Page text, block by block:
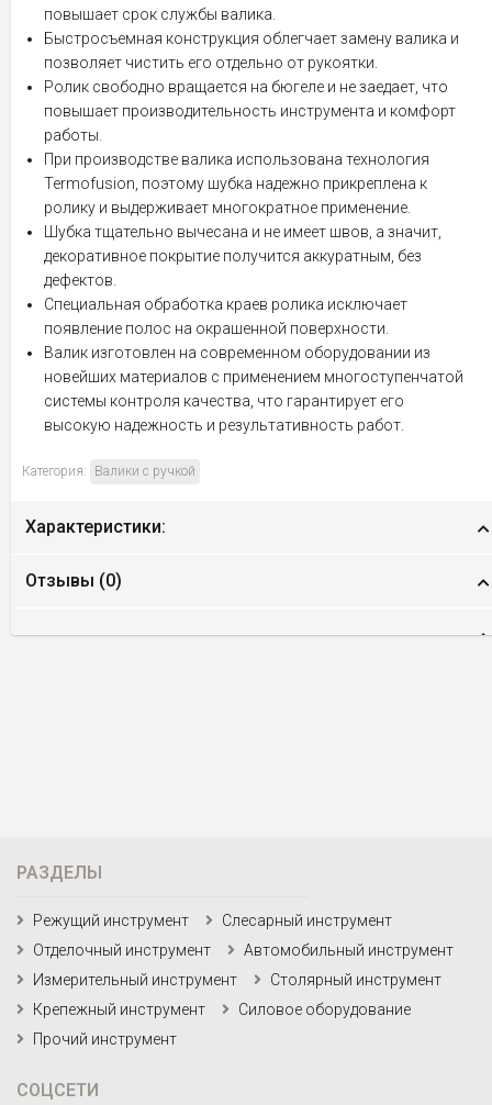
повышает срок службы валика.
Быстросъемная конструкция облегчает замену валика и
позволяет чистить его отдельно от рукоятки.
Ролик свободно вращается на бюгеле и не заедает, что
повышает производительность инструмента и комфорт
работы.
При производстве валика использована технология
Termofusion, поэтому шубка надежно прикреплена к
ролику и выдерживает многократное применение.
Шубка тщательно вычесана и не имеет швов, а значит,
декоративное покрытие получится аккуратным, без
дефектов.
Специальная обработка краев ролика исключает
появление полос на окрашенной поверхности.
Валик изготовлен на современном оборудовании из
новейших материалов с применением многоступенчатой
системы контроля качества, что гарантирует его
высокую надежность и результативность работ.
Категория: Валики с ручкой
Характеристики:
Отзывы (0)
РАЗДЕЛЫ
Режущий инструмент
Слесарный инструмент
Отделочный инструмент
Автомобильный инструмент
Измерительный инструмент
Столярный инструмент
Крепежный инструмент
Силовое оборудование
Прочий инструмент
СОЦСЕТИ